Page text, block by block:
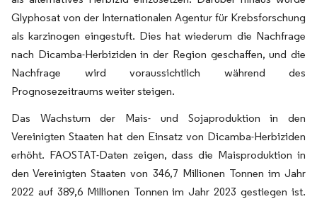
Glyphosat von der Internationalen Agentur für Krebsforschung
als karzinogen eingestuft. Dies hat wiederum die Nachfrage
nach Dicamba-Herbiziden in der Region geschaffen, und die
Nachfrage wird voraussichtlich während des
Prognosezeitraums weiter steigen.
Das Wachstum der Mais- und Sojaproduktion in den
Vereinigten Staaten hat den Einsatz von Dicamba-Herbiziden
erhöht. FAOSTAT-Daten zeigen, dass die Maisproduktion in
den Vereinigten Staaten von 346,7 Millionen Tonnen im Jahr
2022 auf 389,6 Millionen Tonnen im Jahr 2023 gestiegen ist.